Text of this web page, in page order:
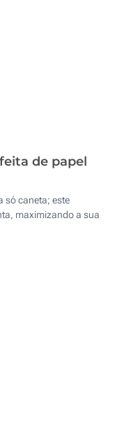
de papel
só caneta; este
maximizando a sua